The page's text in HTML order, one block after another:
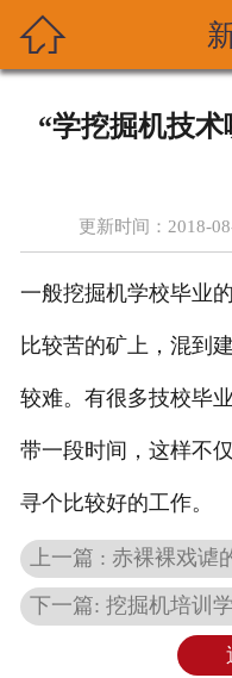

“学挖掘机技
更新时间：2018-
一般挖掘机学校毕业
比较苦的矿上，混到
较难。有很多技校毕
带一段时间，这样不
寻个比较好的工作。
下一篇: 挖掘机培训